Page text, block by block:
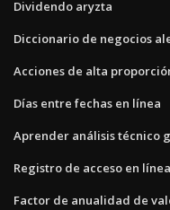
Dividendo aryzta
Diccionario de negocios
Acciones de alta
Días entre fechas en línea
Aprender análisis técnico
Registro de acceso en
Factor de anualidad de